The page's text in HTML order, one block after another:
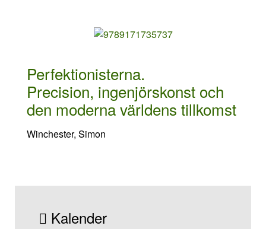
Perfektionisterna.
Precision, ingenjörskonst och
den moderna världens tillkomst
Winchester, Simon
Kalender